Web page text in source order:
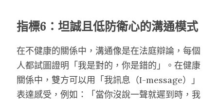
指標6：坦誠且低防衛心的溝通模式
在不健康的關係中，溝通像是在法庭辯論，每個
人都試圖證明「我是對的，你是錯的」。在健康
關係中，雙方可以用「我訊息（I-message）」
表達感受，例如：「當你沒說一聲就遲到時，我